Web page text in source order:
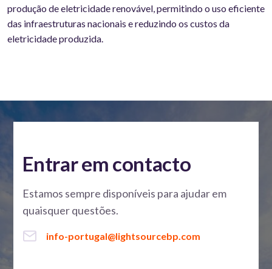
produção de eletricidade renovável, permitindo o uso eficiente
das infraestruturas nacionais e reduzindo os custos da
eletricidade produzida.
Entrar em contacto
Estamos sempre disponíveis para ajudar em
quaisquer questões.
info-portugal@lightsourcebp.com